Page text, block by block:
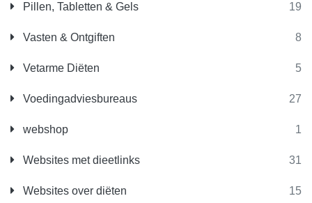
Pillen, Tabletten & Gels 19
Vasten & Ontgiften 8
Vetarme Diëten 5
Voedingadviesbureaus 27
webshop 1
Websites met dieetlinks 31
Websites over diëten 15